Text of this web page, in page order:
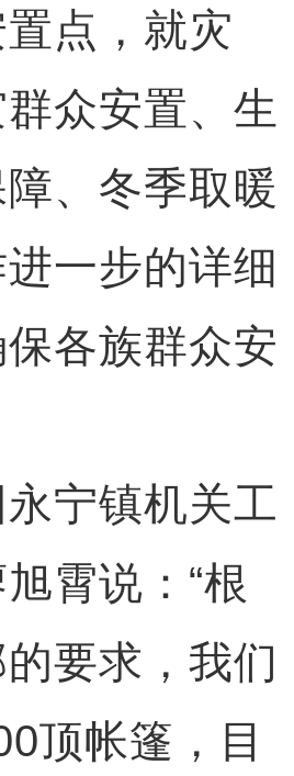
点，就灾
众安置、生
、冬季取暖
一步的详细
各族群众安
镇机关工
霄说：“根
要求，我们
顶帐篷，目